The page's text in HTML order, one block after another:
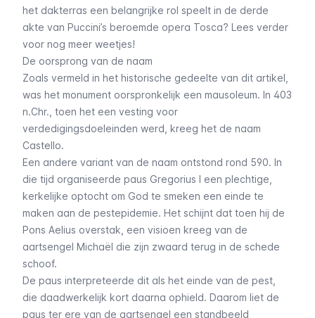
het dakterras een belangrijke rol speelt in de derde
akte van Puccini’s beroemde opera Tosca? Lees verder
voor nog meer weetjes!
De oorsprong van de naam
Zoals vermeld in het historische gedeelte van dit artikel
was het monument oorspronkelijk een mausoleum. In 403
n.Chr., toen het een vesting voor
verdedigingsdoeleinden werd, kreeg het de naam
Castello.
Een andere variant van de naam ontstond rond 590. In
die tijd organiseerde paus Gregorius I een plechtige,
kerkelijke optocht om God te smeken een einde te
maken aan de pestepidemie. Het schijnt dat toen hij de
Pons Aelius overstak, een visioen kreeg van de
aartsengel Michaël die zijn zwaard terug in de schede
schoof.
De paus interpreteerde dit als het einde van de pest,
die daadwerkelijk kort daarna ophield. Daarom liet de
paus ter ere van de aartsengel een standbeeld